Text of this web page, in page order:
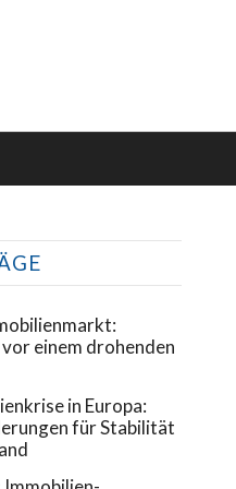
einem drohenden
in Europa:
für Stabilität